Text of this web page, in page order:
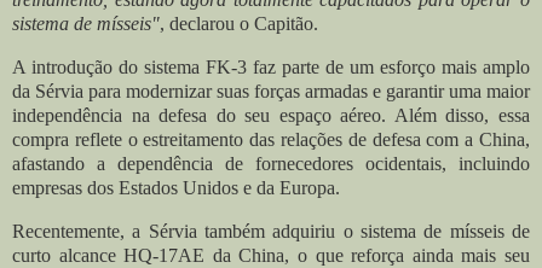
sistema de mísseis", declarou o Capitão.
A introdução do sistema FK-3 faz parte de um esforço mais amplo
da Sérvia para modernizar suas forças armadas e garantir uma maior
independência na defesa do seu espaço aéreo. Além disso, essa
compra reflete o estreitamento das relações de defesa com a China,
afastando a dependência de fornecedores ocidentais, incluindo
empresas dos Estados Unidos e da Europa.
Recentemente, a Sérvia também adquiriu o sistema de mísseis de
curto alcance HQ-17AE da China, o que reforça ainda mais seu